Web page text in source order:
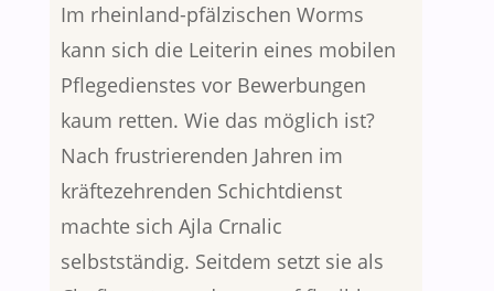
Im rheinland-pfälzischen Worms
kann sich die Leiterin eines mobilen
Pflegedienstes vor Bewerbungen
kaum retten. Wie das möglich ist?
Nach frustrierenden Jahren im
kräftezehrenden Schichtdienst
machte sich Ajla Crnalic
selbstständig. Seitdem setzt sie als